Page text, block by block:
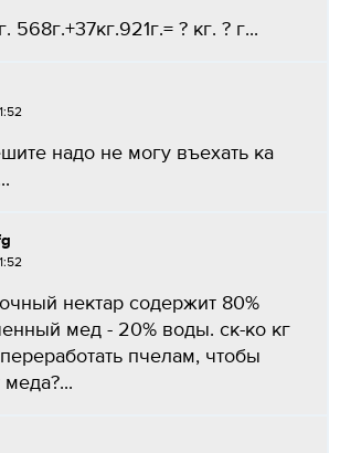
568г.+37кг.921г.= ? кг. ? г...
надо не могу въехать ка
нектар содержит 80%
мед - 20% воды. ск-ко кг
пчелам, чтобы
меда?...